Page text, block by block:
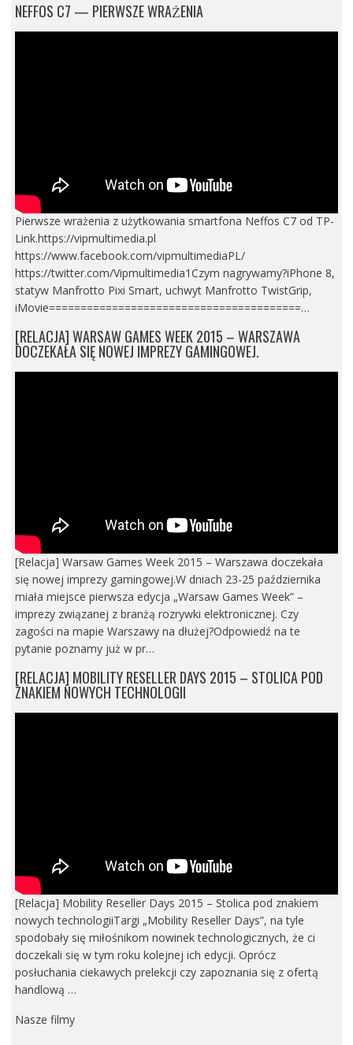
NEFFOS C7 — PIERWSZE WRAŻENIA
Pierwsze wrażenia z użytkowania smartfona Neffos C7 od TP-
Link.https://vipmultimedia.pl
https://www.facebook.com/vipmultimediaPL/
https://twitter.com/Vipmultimedia1Czym nagrywamy?iPhone 8,
statyw Manfrotto Pixi Smart, uchwyt Manfrotto TwistGrip,
iMovie========================================…
[RELACJA] WARSAW GAMES WEEK 2015 – WARSZAWA
DOCZEKAŁA SIĘ NOWEJ IMPREZY GAMINGOWEJ.
[Relacja] Warsaw Games Week 2015 – Warszawa doczekała
się nowej imprezy gamingowej.W dniach 23-25 października
miała miejsce pierwsza edycja „Warsaw Games Week” –
imprezy związanej z branżą rozrywki elektronicznej. Czy
zagości na mapie Warszawy na dłużej?Odpowiedź na te
pytanie poznamy już w pr…
[RELACJA] MOBILITY RESELLER DAYS 2015 – STOLICA POD
ZNAKIEM NOWYCH TECHNOLOGII
[Relacja] Mobility Reseller Days 2015 – Stolica pod znakiem
nowych technologiiTargi „Mobility Reseller Days”, na tyle
spodobały się miłośnikom nowinek technologicznych, że ci
doczekali się w tym roku kolejnej ich edycji. Oprócz
posłuchania ciekawych prelekcji czy zapoznania się z ofertą
handlową …
Nasze filmy